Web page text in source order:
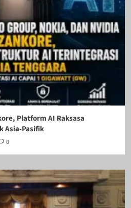
Platform AI Raksasa
Asia-Pasifik
0